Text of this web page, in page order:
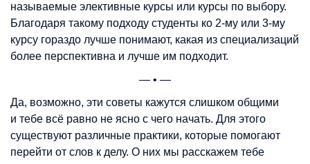
называемые элективные курсы или курсы по выбору.
Благодаря такому подходу студенты ко 2-му или 3-му
курсу гораздо лучше понимают, какая из специализаций
более перспективна и лучше им подходит.
— • —
Да, возможно, эти советы кажутся слишком общими
и тебе всё равно не ясно с чего начать. Для этого
существуют различные практики, которые помогают
перейти от слов к делу. О них мы расскажем тебе